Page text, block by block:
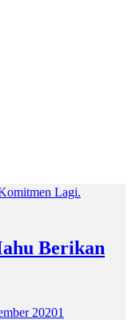
Berikan
20201